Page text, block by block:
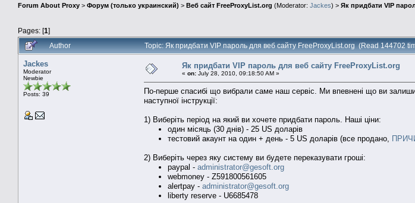
Forum About Proxy > Форум (только украинский) > Веб сайт FreeProxyList.org (Moderator: Jackes) > Як придбати VIP
Pages: [1]
Author Topic: Як придбати VIP пароль для веб сайту FreeProxyList.org (Read 144702
Jackes
Moderator
Newbie
Posts: 39
Як придбати VIP пароль для веб сайту FreeProxyList.org
« on: July 28, 2010, 09:18:50 AM »
По-перше спасибі що вибрали саме наш сервіс. Ми впевнені що ви
наступної інструкції:
1) Виберіть період на який ви хочете придбати пароль. Наші ціни:
один місяць (30 днів) - 25 US доларів
тестовий акаунт на один + день - 5 US доларів (все продано,
2) Виберіть через яку систему ви будете переказувати гроші:
paypal - administrator@gesoft.org
webmoney - Z591800561605
alertpay - administrator@gesoft.org
liberty reserve - U6685478